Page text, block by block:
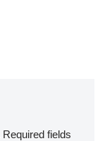
Required fields